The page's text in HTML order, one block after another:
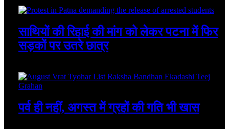
साथियों की रिहाई की मांग को लेकर पटना में फिर
सड़कों पर उतरे छात्र
पर्व ही नहीं, अगस्त में ग्रहों की गति भी खास